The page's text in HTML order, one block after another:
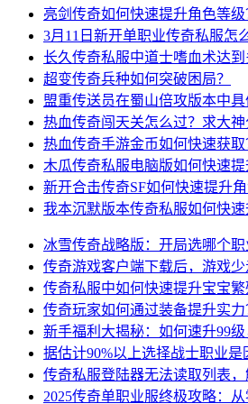
亮剑传奇如何快速提升角色等级
3月11日新开单职业传奇私服怎
长久传奇私服中道士嗜血术达到
超变传奇兵种如何突破困局？
盟重传送员在蜀山倍攻版本中
热血传奇闯天关怎么过？求大神
热血传奇手游金币如何快速获
木瓜传奇私服电脑版如何快速提
新开合击传奇SF如何快速提升角
我本沉默版本传奇私服如何快速
冰雪传奇战略版：开局选哪个职
传奇游戏客户端下载后，游戏
传奇私服中如何快速提升宝宝繁
传奇玩家如何通过装备提升实力
新手福利大揭秘：如何速升99
据估计90%以上选择战士职业
传奇私服登陆器无法读取列表
2025传奇单职业服终极攻略：